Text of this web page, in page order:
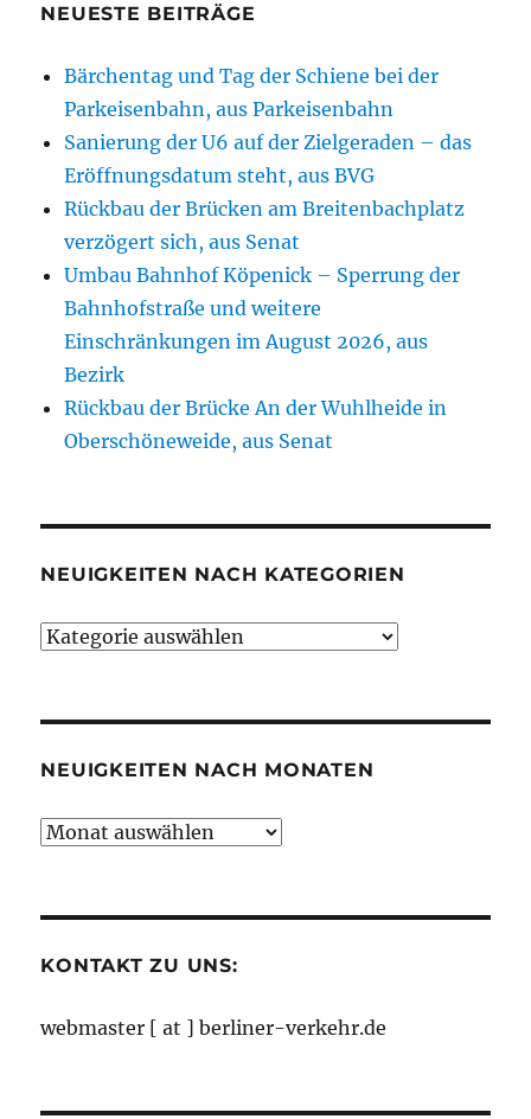
NEUESTE BEITRÄGE
Bärchentag und Tag der Schiene bei der
Parkeisenbahn, aus Parkeisenbahn
Sanierung der U6 auf der Zielgeraden – das
Eröffnungsdatum steht, aus BVG
Rückbau der Brücken am Breitenbachplatz
verzögert sich, aus Senat
Umbau Bahnhof Köpenick – Sperrung der
Bahnhofstraße und weitere
Einschränkungen im August 2026, aus
Bezirk
Rückbau der Brücke An der Wuhlheide in
Oberschöneweide, aus Senat
NEUIGKEITEN NACH KATEGORIEN
Neuigkeiten
NEUIGKEITEN NACH MONATEN
Neuigkeiten
KONTAKT ZU UNS:
webmaster [ at ] berliner-verkehr.de